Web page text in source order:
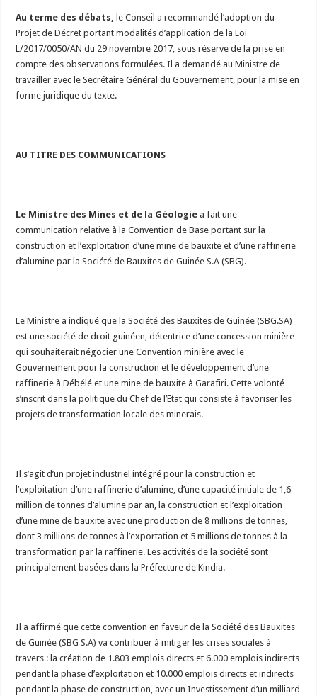
Au terme des débats,le Conseil a recommandé l’adoption du
Projet de Décret portant modalités d’application de la Loi
L/2017/0050/AN du 29 novembre 2017, sous réserve de la prise en
compte des observations formulées. Il a demandé au Ministre de
travailler avec le Secrétaire Général du Gouvernement, pour la mise en
forme juridique du texte.
AU TITRE DES COMMUNICATIONS
Le Ministre des Mines et de la Géologie a fait une
communication relative à la Convention de Base portant sur la
construction et l’exploitation d’une mine de bauxite et d’une raffinerie
d’alumine par la Société de Bauxites de Guinée S.A (SBG).
Le Ministre a indiqué que la Société des Bauxites de Guinée (SBG.SA)
est une société de droit guinéen, détentrice d’une concession minière
qui souhaiterait négocier une Convention minière avec le
Gouvernement pour la construction et le développement d’une
raffinerie à Débélé et une mine de bauxite à Garafiri. Cette volonté
s’inscrit dans la politique du Chef de l’Etat qui consiste à favoriser les
projets de transformation locale des minerais.
Il s’agit d’un projet industriel intégré pour la construction et
l’exploitation d’une raffinerie d’alumine, d’une capacité initiale de 1,6
million de tonnes d’alumine par an, la construction et l’exploitation
d’une mine de bauxite avec une production de 8 millions de tonnes,
dont 3 millions de tonnes à l’exportation et 5 millions de tonnes à la
transformation par la raffinerie. Les activités de la société sont
principalement basées dans la Préfecture de Kindia.
Il a affirmé que cette convention en faveur de la Société des Bauxites
de Guinée (SBG S.A) va contribuer à mitiger les crises sociales à
travers : la création de 1.803 emplois directs et 6.000 emplois indirects
pendant la phase d’exploitation et 10.000 emplois directs et indirects
pendant la phase de construction, avec un Investissement d’un milliard